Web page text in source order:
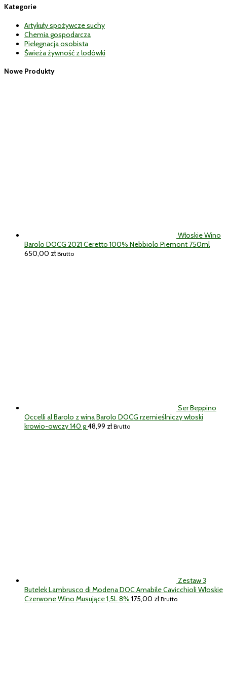
Kategorie
Artykuły spożywcze suchy
Chemia gospodarcza
Pielęgnacja osobista
Świeża żywność z lodówki
Nowe Produkty
Włoskie Wino
Barolo DOCG 2021 Ceretto 100% Nebbiolo Piemont 750ml
650,00 zł Brutto
Ser Beppino
Occelli al Barolo z wina Barolo DOCG rzemieślniczy włoski
krowio-owczy 140 g48,99 zł Brutto
Zestaw 3
Butelek Lambrusco di Modena DOC Amabile Cavicchioli Włoskie
Czerwone Wino Musujące 1,5L 8% 175,00 zł Brutto